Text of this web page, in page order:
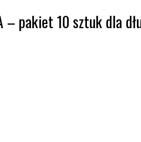
– pakiet 10 sztuk dla